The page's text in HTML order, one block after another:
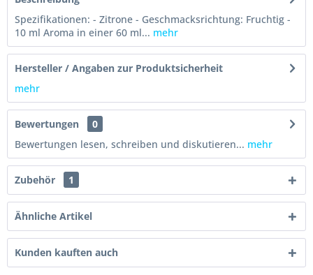
Spezifikationen: - Zitrone - Geschmacksrichtung: Fruchtig -
10 ml Aroma in einer 60 ml... mehr
Hersteller / Angaben zur Produktsicherheit
mehr
Bewertungen
0
Bewertungen lesen, schreiben und diskutieren... mehr
Zubehör 1
Ähnliche Artikel
Kunden kauften auch